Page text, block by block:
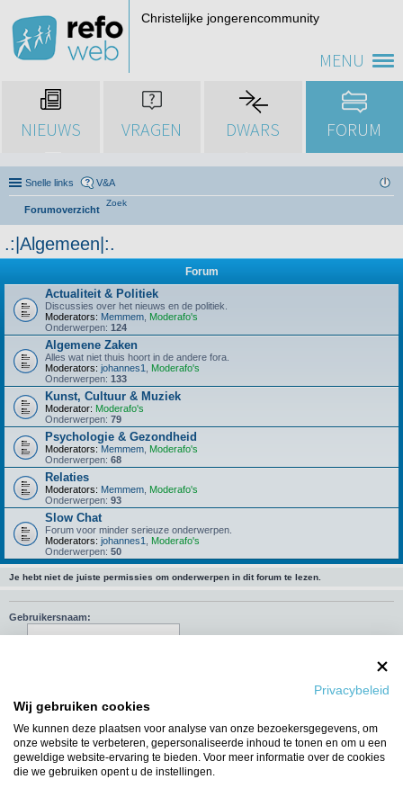
MENU
Christelijke jongerencommunity
NIEUWS VRAGEN DWARS FORUM
Snelle links V&A
Forumoverzicht
Zoek
.:|Algemeen|:.
Forum
Actualiteit & Politiek
Discussies over het nieuws en de politiek.
Moderators: Memmem Moderafo's
Onderwerpen: 124
Algemene Zaken
Alles wat niet thuis hoort in de andere fora.
Moderators: johannes1
Moderafo's
Onderwerpen: 133
Kunst, Cultuur & Muziek
Moderator: Moderafo's
Onderwerpen: 79
Psychologie & Gezondheid
Moderators: Memmem Moderafo's
Onderwerpen: 68
Relaties
Moderators: Memmem Moderafo's
Onderwerpen: 93
Slow Chat
Forum voor minder serieuze onderwerpen.
Moderators: johannes1
Moderafo's
Onderwerpen: 50
Je hebt niet de juiste permissies om onderwerpen in dit forum te lezen.
Gebruikersnaam:
Mij deze sessie niet weergeven in de lijst met online gebruikers
Privacybeleid
Wij gebruiken cookies
We kunnen deze plaatsen voor analyse van onze bezoekersgegevens, om
onze website te verbeteren, gepersonaliseerde inhoud te tonen en om u een
geweldige website-ervaring te bieden. Voor meer informatie over de cookies
die we gebruiken opent u de instellingen.